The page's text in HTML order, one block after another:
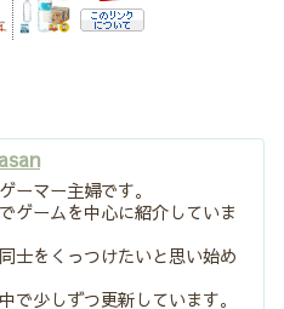
ーマー主婦です。
ゲームを中心に紹介していま
士をくっつけたいと思い始め
で少しずつ更新しています。